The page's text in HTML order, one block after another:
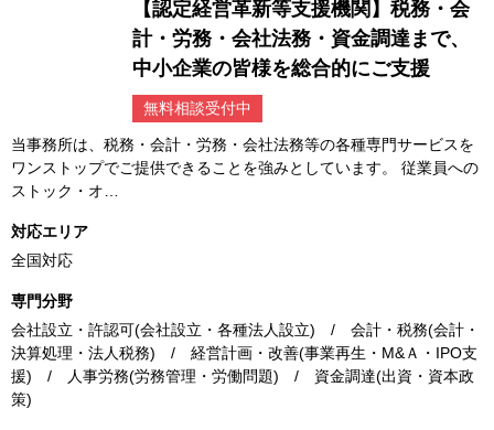
【認定経営革新等支援機関】税務・会
計・労務・会社法務・資金調達まで、
中小企業の皆様を総合的にご支援
無料相談受付中
当事務所は、税務・会計・労務・会社法務等の各種専門サービスを
ワンストップでご提供できることを強みとしています。 従業員への
ストック・オ…
対応エリア
全国対応
専門分野
会社設立・許認可(会社設立・各種法人設立) / 会計・税務(会計・
決算処理・法人税務) / 経営計画・改善(事業再生・M&Ａ・IPO支
援) / 人事労務(労務管理・労働問題) / 資金調達(出資・資本政
策)